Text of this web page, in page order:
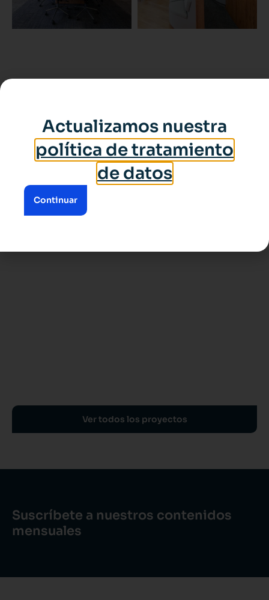
Ver todos los proyectos
Suscríbete a nuestros contenidos
mensuales
Actualizamos nuestra
política de tratamiento
de datos
Continuar